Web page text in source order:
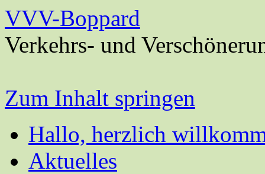
VVV-Boppard
Verkehrs- und
Zum Inhalt springen
Hallo, herzlich
Aktuelles